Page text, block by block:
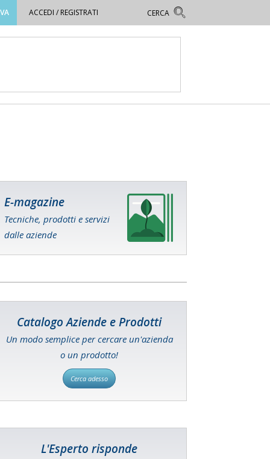
ACCEDI / REGISTRATI
E-magazine
Tecniche, prodotti e servizi
dalle aziende
Catalogo Aziende e Prodotti
Un modo semplice per cercare un'azienda
o un prodotto!
Cerca adesso
L'Esperto risponde